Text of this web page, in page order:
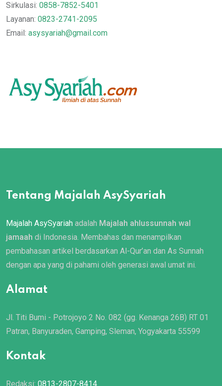
Sirkulasi: 0858-7852-5401
Layanan: 0823-2741-2095
Email: asysyariah@gmail.com
Tentang Majalah AsySyariah
Majalah AsySyariah adalah Majalah ahlussunnah wal
jamaah di Indonesia. Membahas dan menampilkan
pembahasan artikel berdasarkan Al-Qur’an dan As Sunnah
dengan apa yang di pahami oleh generasi awal umat ini.
Alamat
Jl. Titi Bumi - Potrojoyo 2 No. 082 (gg. Kenanga 26B) RT 01
Patran, Banyuraden, Gamping, Sleman, Yogyakarta 55599
Kontak
Redaksi: 0813-2807-8414